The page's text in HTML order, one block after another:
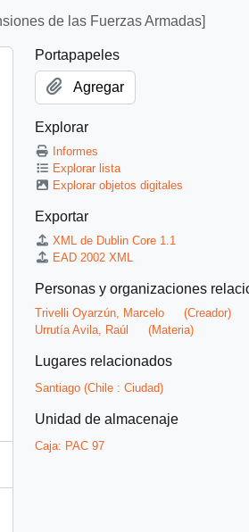
de las Fuerzas Armadas]
Portapapeles
Agregar
Explorar
Informes
Explorar lista
Explorar objetos digitales
Exportar
XML de Dublin Core 1.1
EAD 2002 XML
Personas y organizaciones
Trivelli Oyarzún, Marcelo
(Creador)
Urrutía Avila, Raúl
(Materia)
Lugares relacionados
Santiago (Chile : Ciudad)
Unidad de almacenaje
Caja: PAC 97